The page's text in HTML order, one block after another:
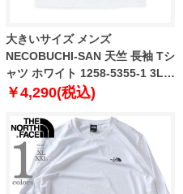
大きいサイズ メンズ
NECOBUCHI-SAN 天竺 長袖 Tシ
ャツ ホワイト 1258-5355-1 3L
4L 5L 6L 8L
￥4,290(税込)